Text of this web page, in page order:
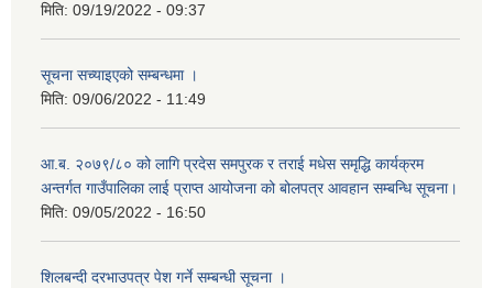
मिति: 09/19/2022 - 09:37
सूचना सच्याइएको सम्बन्धमा ।
मिति: 09/06/2022 - 11:49
आ.ब. २०७९/८० को लागि प्रदेस समपुरक र तराई मधेस समृद्धि कार्यक्रम
अन्तर्गत गाउँपालिका लाई प्राप्त आयोजना को बोलपत्र आवहान सम्बन्धि सूचना।
मिति: 09/05/2022 - 16:50
शिलबन्दी दरभाउपत्र पेश गर्ने सम्बन्धी सूचना ।